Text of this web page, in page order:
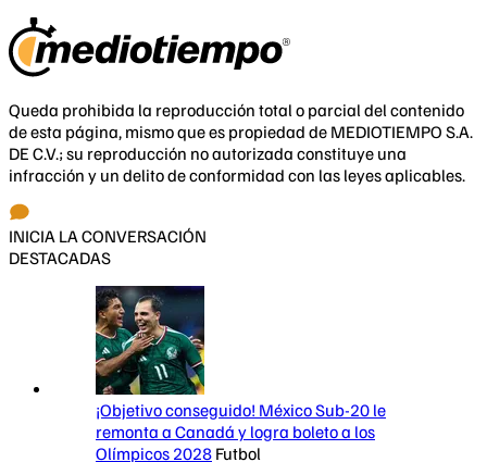
Queda prohibida la reproducción total o parcial del contenido
de esta página, mismo que es propiedad de MEDIOTIEMPO S.A.
DE C.V.; su reproducción no autorizada constituye una
infracción y un delito de conformidad con las leyes aplicables.
INICIA LA CONVERSACIÓN
DESTACADAS
¡Objetivo conseguido! México Sub-20 le
remonta a Canadá y logra boleto a los
Olímpicos 2028 Futbol